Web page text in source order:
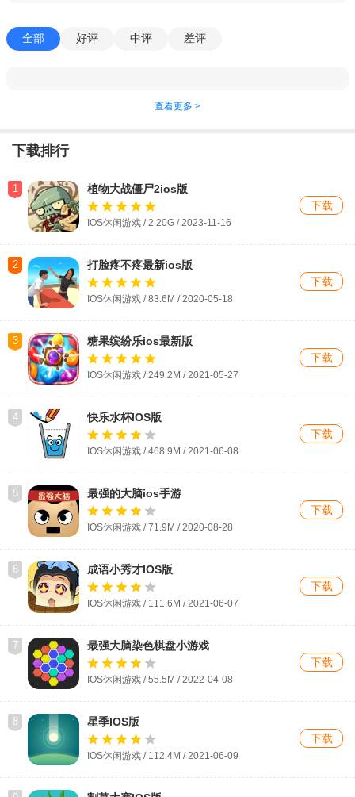
全部 好评 中评 差评
查看更多 >
下载排行
1 植物大战僵尸2ios版
IOS休闲游戏 / 2.20G / 2023-11-16
下载
2 打脸疼不疼最新ios版
IOS休闲游戏 / 83.6M / 2020-05-18
下载
3 糖果缤纷乐ios最新版
IOS休闲游戏 / 249.2M / 2021-05-27
下载
4 快乐水杯IOS版
IOS休闲游戏 / 468.9M / 2021-06-08
下载
5 最强的大脑ios手游
IOS休闲游戏 / 71.9M / 2020-08-28
下载
6 成语小秀才IOS版
IOS休闲游戏 / 111.6M / 2021-06-07
下载
7 最强大脑染色棋盘小游戏
IOS休闲游戏 / 55.5M / 2022-04-08
下载
8 星季IOS版
IOS休闲游戏 / 112.4M / 2021-06-09
下载